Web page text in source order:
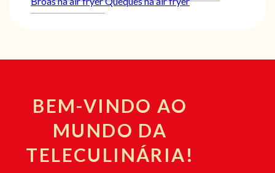
BEM-VINDO AO
MUNDO DA
TELECULINÁRIA!